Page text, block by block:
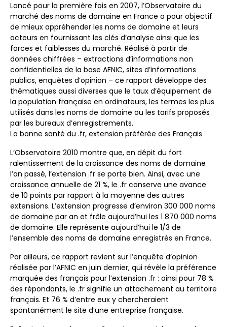
Lancé pour la première fois en 2007, l’Observatoire du
marché des noms de domaine en France a pour objectif
de mieux appréhender les noms de domaine et leurs
acteurs en fournissant les clés d’analyse ainsi que les
forces et faiblesses du marché. Réalisé à partir de
données chiffrées – extractions d’informations non
confidentielles de la base AFNIC, sites d’informations
publics, enquêtes d’opinion – ce rapport développe des
thématiques aussi diverses que le taux d’équipement de
la population française en ordinateurs, les termes les plus
utilisés dans les noms de domaine ou les tarifs proposés
par les bureaux d’enregistrements.
La bonne santé du .fr, extension préférée des Français
L’Observatoire 2010 montre que, en dépit du fort
ralentissement de la croissance des noms de domaine
l’an passé, l’extension .fr se porte bien. Ainsi, avec une
croissance annuelle de 21 %, le .fr conserve une avance
de 10 points par rapport à la moyenne des autres
extensions. L’extension progresse d’environ 300 000 noms
de domaine par an et frôle aujourd’hui les 1 870 000 noms
de domaine. Elle représente aujourd’hui le 1/3 de
l’ensemble des noms de domaine enregistrés en France.
Par ailleurs, ce rapport revient sur l’enquête d’opinion
réalisée par l’AFNIC en juin dernier, qui révèle la préférence
marquée des français pour l’extension .fr : ainsi pour 78 %
des répondants, le .fr signifie un attachement au territoire
français. Et 76 % d’entre eux y chercheraient
spontanément le site d’une entreprise française.